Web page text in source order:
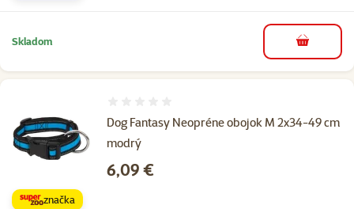
Skladom do košíka
Dog Fantasy Neopréne obojok M 2x34-49 cm
modrý
Cena
6,09 €
značka